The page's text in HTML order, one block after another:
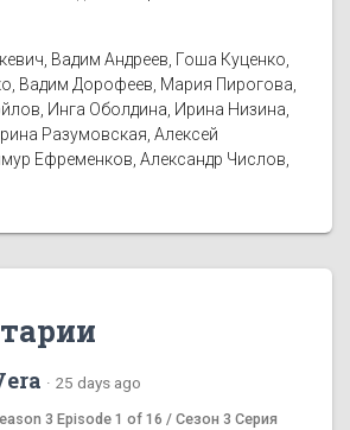
Вадим Андреев, Гоша Куценко,
Вадим Дорофеев, Мария Пирогова,
Инга Оболдина, Ирина Низина,
Разумовская, Алексей
Ефременков, Александр Числов,
· 25 days ago
3 Episode 1 of 16 / Сезон 3 Серия